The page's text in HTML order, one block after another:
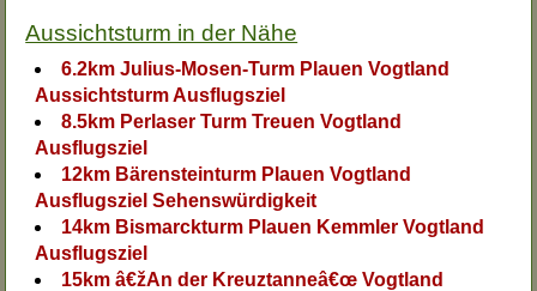
Aussichtsturm in der Nähe
6.2km Julius-Mosen-Turm Plauen Vogtland
Aussichtsturm Ausflugsziel
8.5km Perlaser Turm Treuen Vogtland
Ausflugsziel
12km Bärensteinturm Plauen Vogtland
Ausflugsziel Sehenswürdigkeit
14km Bismarckturm Plauen Kemmler Vogtland
Ausflugsziel
15km â€žAn der Kreuztanneâ€œ Vogtland